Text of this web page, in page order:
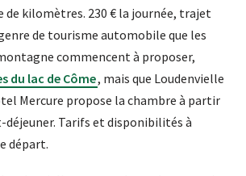
de kilomètres. 230 € la journée, trajet
de tourisme automobile que les
commencent à proposer,
du lac de Côme, mais que Loudenvielle
Mercure propose la chambre à partir
déjeuner. Tarifs et disponibilités à
départ.